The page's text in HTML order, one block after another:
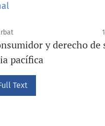
y derecho de
pacífica
Text